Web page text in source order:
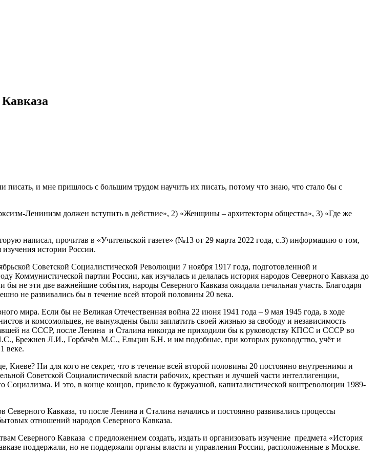
и мне пришлось с большим трудом научить их писать, потому что знаю, что стало бы с
Ленинизм должен вступить в действие», 2) «Женщины – архитекторы общества», 3) «Где же
написал, прочитав в «Учительской газете» (№13 от 29 марта 2022 года, с.3) информацию о том,
изучения истории России.
Советской Социалистической Революции 7 ноября 1917 года, подготовленной и
Коммунистической партии России, как изучалась и делалась история народов Северного Кавказа до
не эти две важнейшие события, народы Северного Кавказа ожидала печальная участь. Благодаря
не развивались бы в течение всей второй половины 20 века.
мира. Если бы не Великая Отечественная война 22 июня 1941 года – 9 мая 1945 года, в ходе
и комсомольцев, не вынуждены были заплатить своей жизнью за свободу и независимость
на СССР, после Ленина и Сталина никогда не приходили бы к руководству КПСС и СССР во
Брежнев Л.И., Горбачёв М.С., Ельцин Б.Н. и им подобные, при которых руководство, учёт и
веке.
Ни для кого не секрет, что в течение всей второй половины 20 постоянно внутренними и
Советской Социалистической власти рабочих, крестьян и лучшей части интеллигенции,
Социализма. И это, в конце концов, привело к буржуазной, капиталистической контреволюции 1989-
Кавказа, то после Ленина и Сталина начались и постоянно развивались процессы
отношений народов Северного Кавказа.
Северного Кавказа с предложением создать, издать и организовать изучение предмета «История
поддержали, но не поддержали органы власти и управления России, расположенные в Москве.